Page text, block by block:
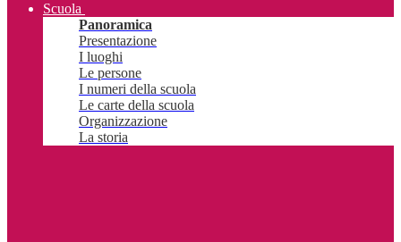
Scuola
Panoramica
Presentazione
I luoghi
Le persone
I numeri della scuola
Le carte della scuola
Organizzazione
La storia